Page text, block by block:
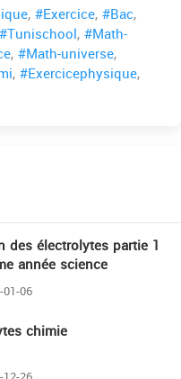
,#Exercice,#Bac,
#Tunischool,#Math-
,#Math-universe,
,#Exercicephysique,
des électrolytes partie 1
année science
06
chimie